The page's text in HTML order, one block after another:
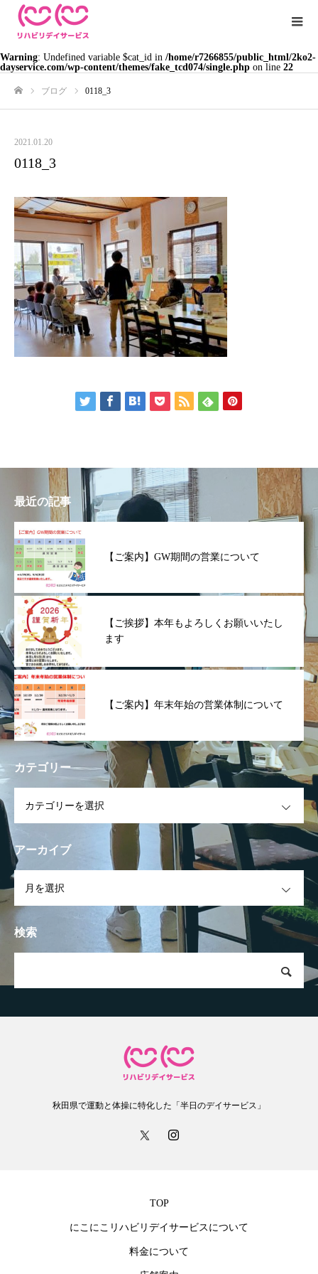
Warning: Undefined variable $cat_id in /home/r7266855/public_html/2ko2-
dayservice.com/wp-content/themes/fake_tcd074/single.php on line 22
ブログ 0118_3
2021.01.20
0118_3
最近の記事
【ご案内】GW期間の営業について
【ご挨拶】本年もよろしくお願いいたし
ます
【ご案内】年末年始の営業体制について
カテゴリー
アーカイブ
検索
秋田県で運動と体操に特化した「半日のデイサービス」
TOP
にこにこリハビリデイサービスについて
料金について